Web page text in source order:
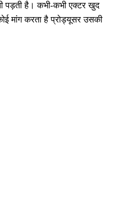
पड़ती है। कभी-कभी एक्टर खुद
मांग करता है प्रोड्यूसर उसकी